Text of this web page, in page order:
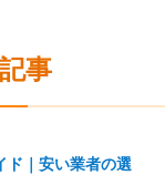
事
ド｜安い業者の選